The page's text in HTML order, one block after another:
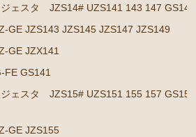
ェスタ JZS14# UZS141 143 147 GS141
GE JZS143 JZS145 JZS147 JZS149
GE JZX141
GS141
ェスタ JZS15# UZS151 155 157 GS151
GE JZS155